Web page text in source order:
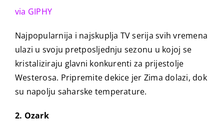
via GIPHY
Najpopularnija i najskuplja TV serija svih vremena
ulazi u svoju pretposljednju sezonu u kojoj se
kristaliziraju glavni konkurenti za prijestolje
Westerosa. Pripremite dekice jer Zima dolazi, dok
su napolju saharske temperature.
2. Ozark